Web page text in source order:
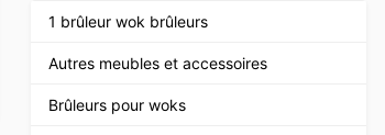
46 litres 230V Horeca
1 brûleur wok brûleurs
Autres meubles et accessoires
Brûleurs pour woks